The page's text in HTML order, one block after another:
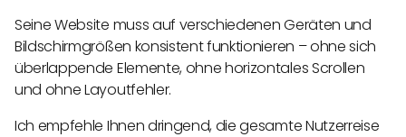
Seine Website muss auf verschiedenen Geräten und
Bildschirmgrößen konsistent funktionieren – ohne sich
überlappende Elemente, ohne horizontales Scrollen
und ohne Layoutfehler.
Ich empfehle Ihnen dringend, die gesamte Nutzerreise